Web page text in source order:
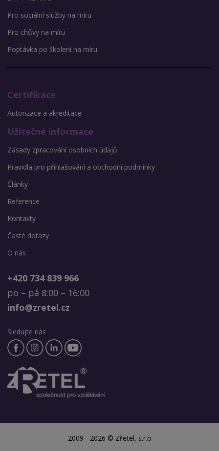
Pro sociální služby na míru
Pro chůvy na míru
Poptávka po školení na míru
Certifikace
Autorizace a akreditace
Užitečné informace
Zásady zpracování osobních údajů
Pravidla pro přihlašování a obchodní podmínky
Články
Reference
Kontakty
Časté dotazy
O nás
+420 734 839 966
po – pá 8:00 – 16:00
info@zretel.cz
Sledujte nás
2009 - 2026 © Zřetel, s.r.o